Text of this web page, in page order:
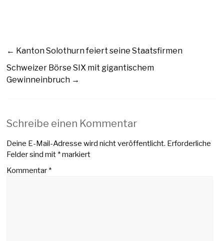
← Kanton Solothurn feiert seine Staatsfirmen
Schweizer Börse SIX mit gigantischem
Gewinneinbruch →
Schreibe einen Kommentar
Deine E-Mail-Adresse wird nicht veröffentlicht. Erforderliche
Felder sind mit*markiert
Kommentar*